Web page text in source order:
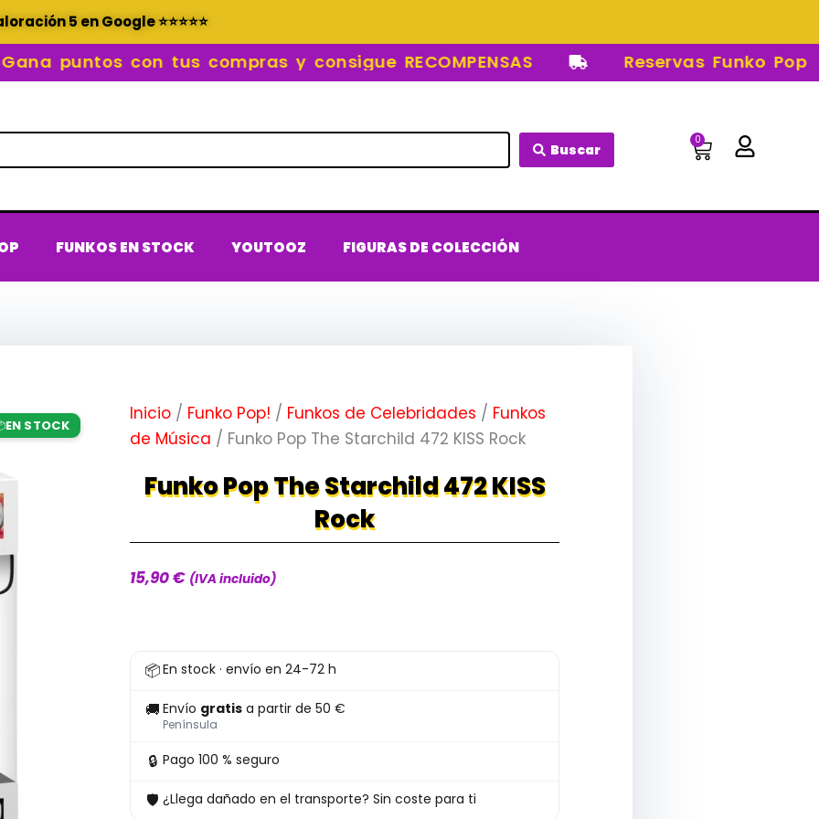
5 en Google ⭐⭐⭐⭐⭐
puntos con tus compras y consigue RECOMPENSAS Reservas Funko Pop
Buscar
0
Carrito
FUNKOS EN STOCK YOUTOOZ FIGURAS DE COLECCIÓN
EN STOCK
Inicio / Funko Pop! / Funkos de Celebridades / Funkos
de Música / Funko Pop The Starchild 472 KISS Rock
Funko Pop The Starchild 472 KISS
Rock
15,90€ (IVA incluido)
📦En stock · envío en 24-72 h
🚚 Envío gratis a partir de 50 €
Península
🔒 Pago 100 % seguro
🛡 ¿Llega dañado en el transporte? Sin coste para ti
Pop
The
Starchild
472
Rock